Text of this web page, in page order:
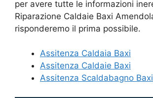
Assitenza Caldaia Baxi
Assitenza Caldaie Baxi
Assitenza Scaldabagno Baxi